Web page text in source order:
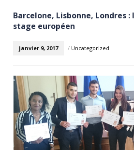
Barcelone, Lisbonne, Londres :
stage européen
janvier 9, 2017 / Uncategorized